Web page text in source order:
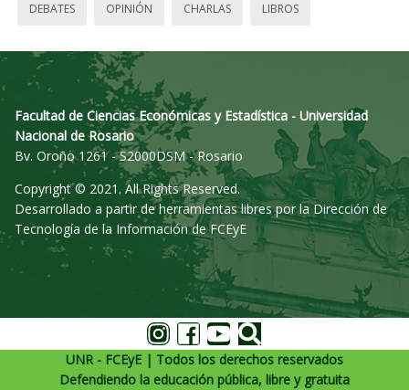
DEBATES OPINIÓN CHARLAS LIBROS
Facultad de Ciencias Económicas y Estadística - Universidad
Nacional de Rosario
Bv. Oroño 1261 - S2000DSM - Rosario
Copyright © 2021. All Rights Reserved.
Desarrollado a partir de herramientas libres por la Dirección de
Tecnología de la Información de FCEyE
UNR - FCEyE | Todos los derechos reservados
Defendiendo la educación pública, libre y gratuita